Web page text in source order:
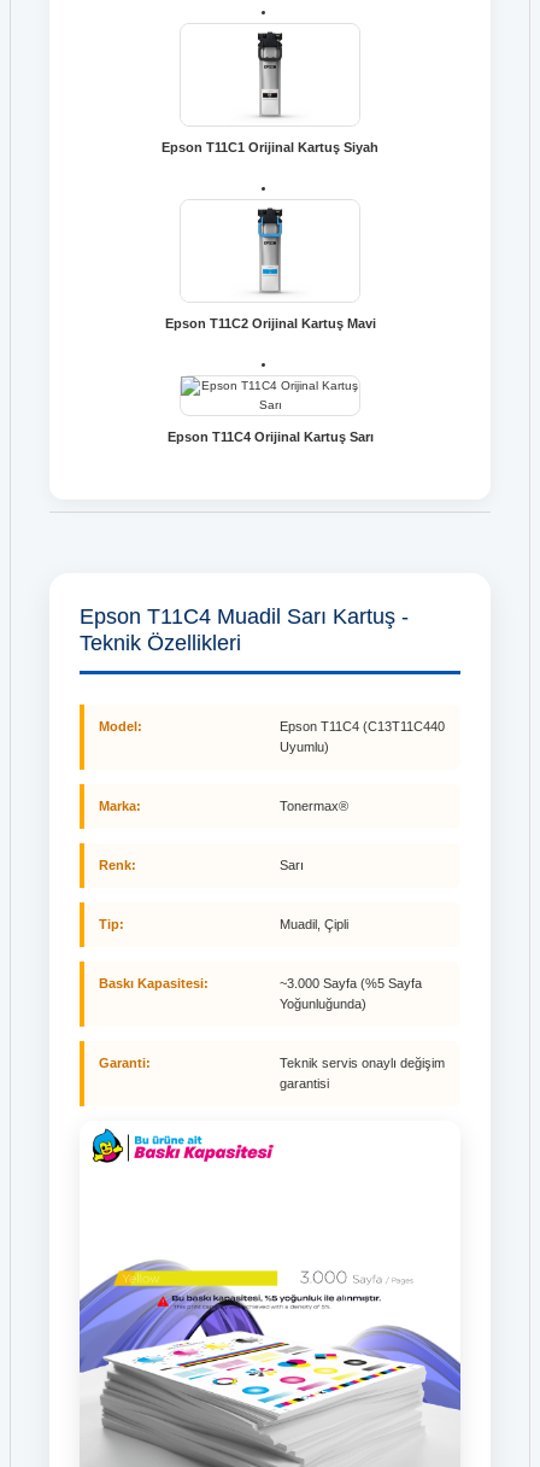
Epson T11C1 Orijinal Kartuş Siyah
Epson T11C2 Orijinal Kartuş Mavi
Epson T11C4 Orijinal Kartuş Sarı
Epson T11C4 Muadil Sarı Kartuş -
Teknik Özellikleri
Model:
Epson T11C4 (C13T11C440
Uyumlu)
Marka: Tonermax®
Renk: Sarı
Tip: Muadil, Çipli
Baskı Kapasitesi:
~3.000 Sayfa (%5 Sayfa
Yoğunluğunda)
Garanti:
Teknik servis onaylı değişim
garantisi